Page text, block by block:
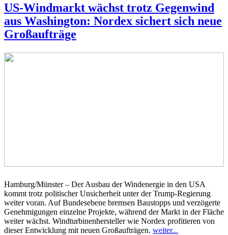
US-Windmarkt wächst trotz Gegenwind
aus Washington: Nordex sichert sich neue
Großaufträge
Hamburg/Münster – Der Ausbau der Windenergie in den USA
kommt trotz politischer Unsicherheit unter der Trump-Regierung
weiter voran. Auf Bundesebene bremsen Baustopps und verzögerte
Genehmigungen einzelne Projekte, während der Markt in der Fläche
weiter wächst. Windturbinenhersteller wie Nordex profitieren von
dieser Entwicklung mit neuen Großaufträgen. weiter...